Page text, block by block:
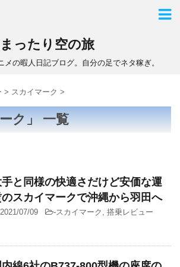
まったり空の旅
メの暇人日記ブログ。自分の足でネタ稼ぎ。
> スカイマーク >
ク」 一覧
手と同様の快適さだけど安価な運
スカイマークで沖縄から羽田へ
2021/07/09 -スカイマーク 搭乗レビュー